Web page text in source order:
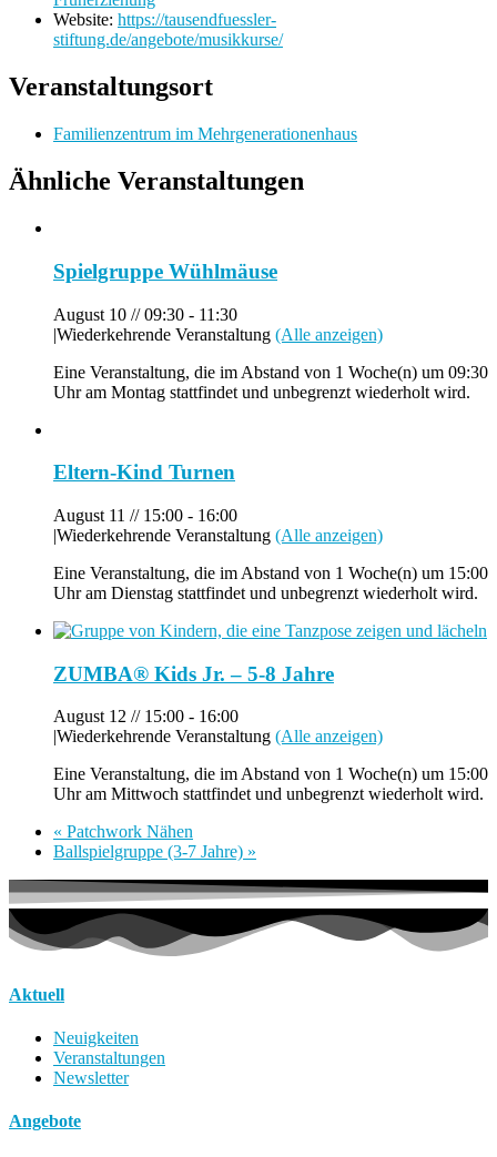
Website: https://tausendfuessler-
stiftung.de/angebote/musikkurse/
Veranstaltungsort
Familienzentrum im Mehrgenerationenhaus
Ähnliche Veranstaltungen
Spielgruppe Wühlmäuse
August 10 // 09:30 - 11:30
|Wiederkehrende Veranstaltung (Alle anzeigen)
Eine Veranstaltung, die im Abstand von 1 Woche(n) um 09:30
Uhr am Montag stattfindet und unbegrenzt wiederholt wird.
Eltern-Kind Turnen
August 11 // 15:00 - 16:00
|Wiederkehrende Veranstaltung (Alle anzeigen)
Eine Veranstaltung, die im Abstand von 1 Woche(n) um 15:00
Uhr am Dienstag stattfindet und unbegrenzt wiederholt wird.
ZUMBA® Kids Jr. – 5-8 Jahre
August 12 // 15:00 - 16:00
|Wiederkehrende Veranstaltung (Alle anzeigen)
Eine Veranstaltung, die im Abstand von 1 Woche(n) um 15:00
Uhr am Mittwoch stattfindet und unbegrenzt wiederholt wird.
« Patchwork Nähen
Ballspielgruppe (3-7 Jahre) »
Aktuell
Neuigkeiten
Veranstaltungen
Newsletter
Angebote